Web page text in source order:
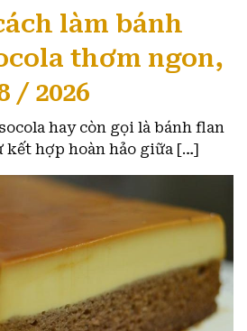
làm bánh
thơm ngon,
/ 2026
hay còn gọi là bánh flan
kết hợp hoàn hảo giữa […]